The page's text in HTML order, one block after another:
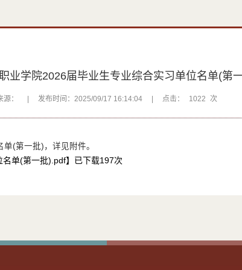
业学院2026届毕业生专业综合实习单位名单(第
源： | 发布时间：2025/09/17 16:14:04 | 点击： 1022 次
(第一批)，详见附件。
名单(第一批).pdf】已下载197次